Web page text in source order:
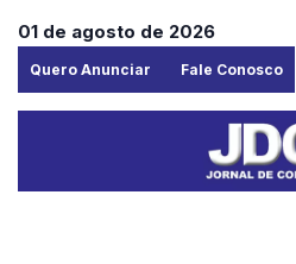
01 de agosto de 2026
Quero Anunciar Fale Conosco